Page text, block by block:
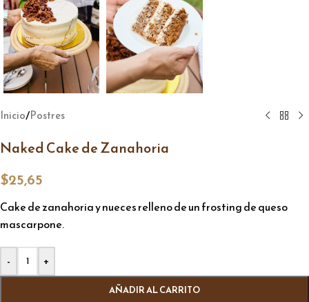
Inicio/Postres
Naked Cake de Zanahoria
$25,65
Cake de zanahoria y nueces relleno de un frosting de queso
mascarpone.
- +
AÑADIR AL CARRITO
Alternative: